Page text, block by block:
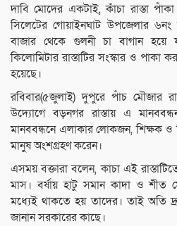
দাবি মোদের একটাই, কাঁচা রাস্তা
সিলেটের গোয়াইনঘাট উপজেলার ৬নং
বাজার থেকে গুলনী চা বাগান হয়ে
কিলোমিটার রাস্তাটির সংস্কার ও পাকা
হয়েছে।
রবিবার(৫জুলাই) দুপুরে পাঁচ মৌজার
উদ্যোগে বড়নগর রাস্তায় এ
মানববন্ধনে এলাকার লোকজন, শিক্ষক ও
মানুষ অংশগ্রহণ করেন।
এসময় বক্তারা বলেন, কাচা এই
মাস। বর্ষায় হাটু সমান কাদা ও শীত
মধ্যেই থাকতে হয় তাদের। তাই অতি
জানান সরকারের কাছে।